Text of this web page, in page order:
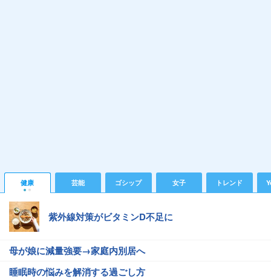
健康 芸能 ゴシップ 女子 トレンド
紫外線対策がビタミンD不足に
母が娘に減量強要→家庭内別居へ
睡眠時の悩みを解消する過ごし方